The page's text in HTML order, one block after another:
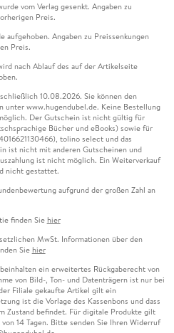
vom Verlag gesenkt. Angaben zu
Preis.
aufgehoben. Angaben zu Preissenkungen
Preis.
nach Ablauf des auf der Artikelseite
10.08.2026. Sie können den
unter www.hugendubel.de. Keine Bestellung
Der Gutschein ist nicht gültig für
Bücher und eBooks) sowie für
tolino select und das
ist nicht mit anderen Gutscheinen und
ist nicht möglich. Ein Weiterverkauf
nicht gestattet.
aufgrund der großen Zahl an
finden Sie hier
MwSt. Informationen über den
Sie hier
ein erweitertes Rückgaberecht von
von Bild-, Ton- und Datenträgern ist nur bei
Filiale gekaufte Artikel gilt ein
ist die Vorlage des Kassenbons und dass
Zustand befindet. Für digitale Produkte gilt
14 Tagen. Bitte senden Sie Ihren Widerruf